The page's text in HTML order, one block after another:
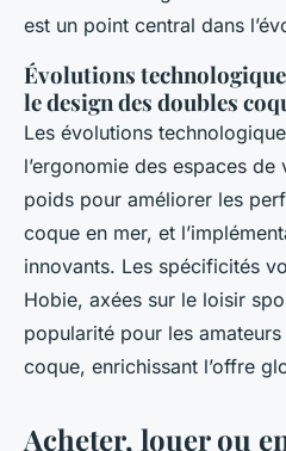
est un point central dans
Évolutions
le design des doubles
Les évolutions
l’ergonomie des espaces de
poids pour améliorer les
coque en mer, et
innovants. Les spécificités
Hobie, axées sur le loisir
popularité pour les
coque, enrichissant l’offre
Acheter, louer ou